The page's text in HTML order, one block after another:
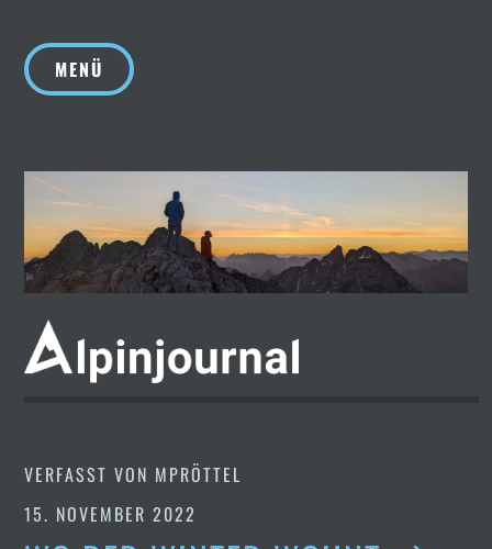
springen
MENÜ
VERFASST VON MPRÖTTEL
15. NOVEMBER 2022